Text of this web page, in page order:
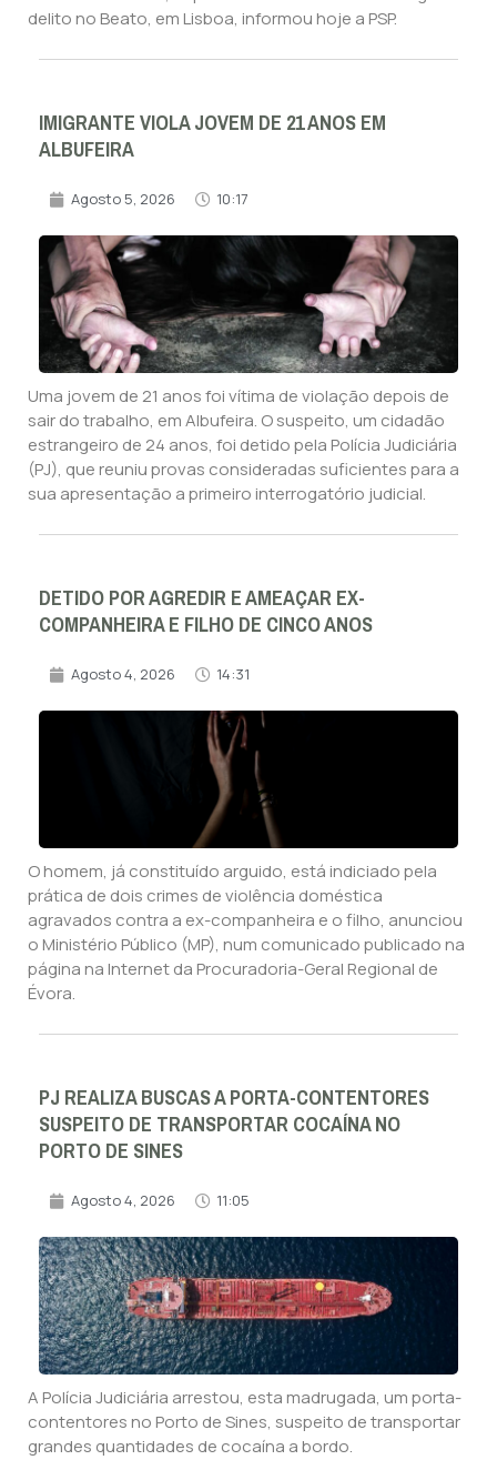
delito no Beato, em Lisboa, informou hoje a PSP.
IMIGRANTE VIOLA JOVEM DE 21 ANOS EM
ALBUFEIRA
Agosto 5, 2026 10:17
Uma jovem de 21 anos foi vítima de violação depois de
sair do trabalho, em Albufeira. O suspeito, um cidadão
estrangeiro de 24 anos, foi detido pela Polícia Judiciária
(PJ), que reuniu provas consideradas suficientes para a
sua apresentação a primeiro interrogatório judicial.
DETIDO POR AGREDIR E AMEAÇAR EX-
COMPANHEIRA E FILHO DE CINCO ANOS
Agosto 4, 2026 14:31
O homem, já constituído arguido, está indiciado pela
prática de dois crimes de violência doméstica
agravados contra a ex-companheira e o filho, anunciou
o Ministério Público (MP), num comunicado publicado na
página na Internet da Procuradoria-Geral Regional de
Évora.
PJ REALIZA BUSCAS A PORTA-CONTENTORES
SUSPEITO DE TRANSPORTAR COCAÍNA NO
PORTO DE SINES
Agosto 4, 2026 11:05
A Polícia Judiciária arrestou, esta madrugada, um porta-
contentores no Porto de Sines, suspeito de transportar
grandes quantidades de cocaína a bordo.